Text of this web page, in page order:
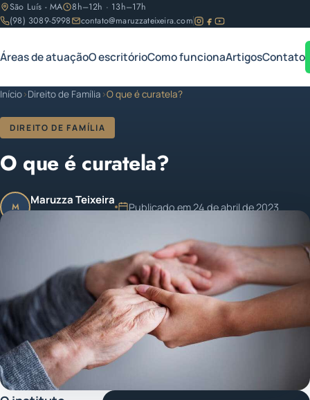
São Luís - MA
8h–12h · 13h–17h
(98) 3089-5998
contato@maruzzateixeira.com
Áreas de atuaçãoO escritórioComo funcionaArtigosContato
Início›Direito de Família ›O que é curatela?
DIREITO DE FAMÍLIA
O que é curatela?
M Maruzza Teixeira
Publicado em 24 de abril de 2023